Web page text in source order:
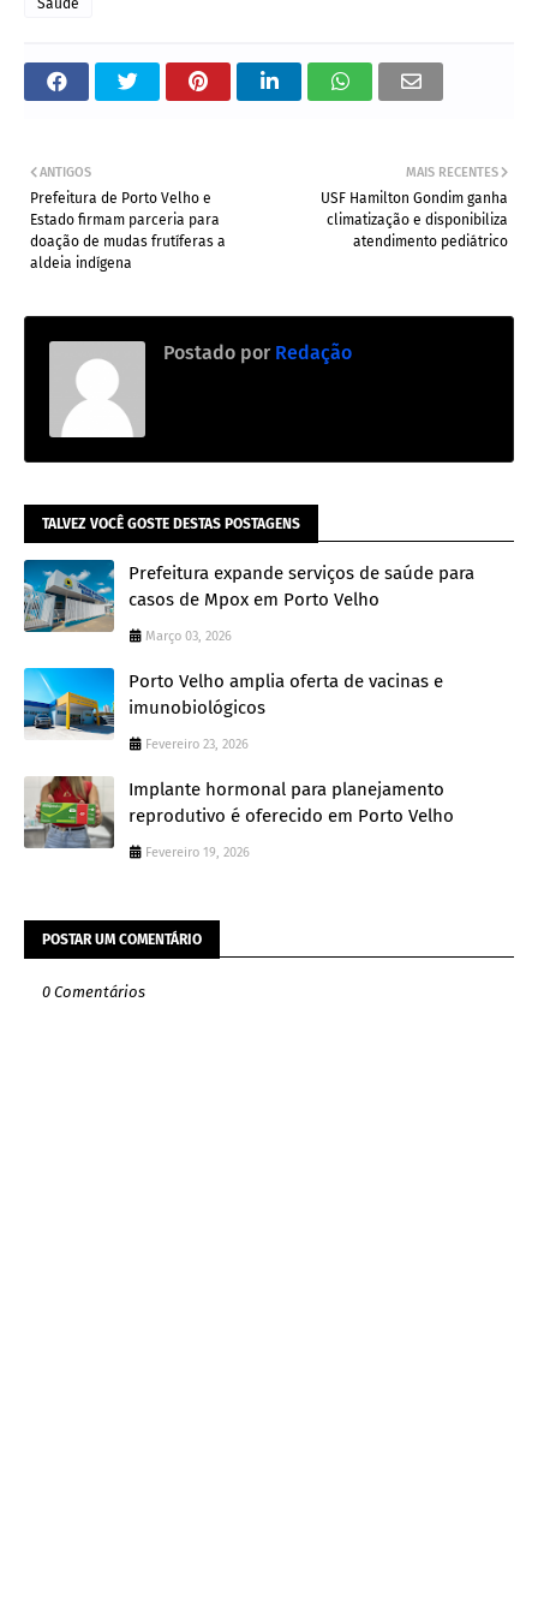
Saúde
MAIS RECENTES
USF Hamilton Gondim ganha
climatização e disponibiliza
atendimento pediátrico
ANTIGOS
Prefeitura de Porto Velho e
Estado firmam parceria para
doação de mudas frutíferas a
aldeia indígena
Postado por Redação
TALVEZ VOCÊ GOSTE DESTAS POSTAGENS
Prefeitura expande serviços de saúde para
casos de Mpox em Porto Velho
Março 03, 2026
Porto Velho amplia oferta de vacinas e
imunobiológicos
Fevereiro 23, 2026
Implante hormonal para planejamento
reprodutivo é oferecido em Porto Velho
Fevereiro 19, 2026
POSTAR UM COMENTÁRIO
0 Comentários